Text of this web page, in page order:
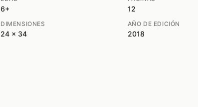
6+ 12
DIMENSIONES
24 x 34
AÑO DE EDICIÓN
2018